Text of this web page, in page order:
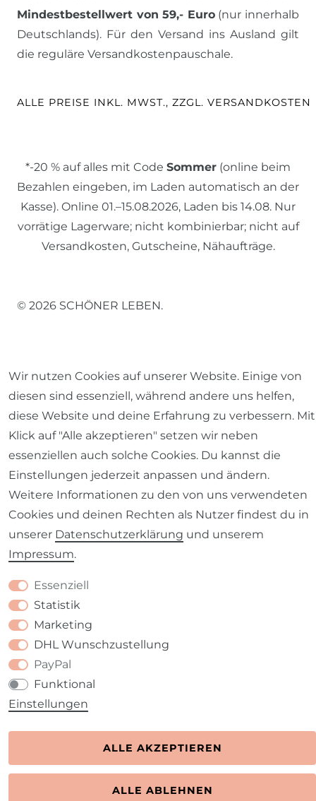
Mindestbestellwert von 59,- Euro(nur innerhalb
Deutschlands). Für den Versand ins Ausland gilt
die reguläre Versandkostenpauschale.
ALLE PREISE INKL. MWST., ZZGL. VERSANDKOSTEN
*-20 % auf alles mit Code Sommer (online beim
Bezahlen eingeben, im Laden automatisch an der
Kasse). Online 01.–15.08.2026, Laden bis 14.08. Nur
vorrätige Lagerware; nicht kombinierbar; nicht auf
Versandkosten, Gutscheine, Nähaufträge.
© 2026 SCHÖNER LEBEN.
Impressum Daten­schutz­erklärung AGB
Barrierefreiheitserklärung Widerrufs­recht
VERTRAG WIDERRUFEN
Wir nutzen Cookies auf unserer Website. Einige von
diesen sind essenziell, während andere uns helfen,
diese Website und deine Erfahrung zu verbessern. Mit
Klick auf "Alle akzeptieren" setzen wir neben
essenziellen auch solche Cookies. Du kannst die
Einstellungen jederzeit anpassen und ändern.
Weitere Informationen zu den von uns verwendeten
Cookies und deinen Rechten als Nutzer findest du in
unserer Daten­schutz­erklärung und unserem
Impressum.
Essenziell
Statistik
Marketing
DHL Wunschzustellung
PayPal
Funktional
Einstellungen
ALLE AKZEPTIEREN
ALLE ABLEHNEN